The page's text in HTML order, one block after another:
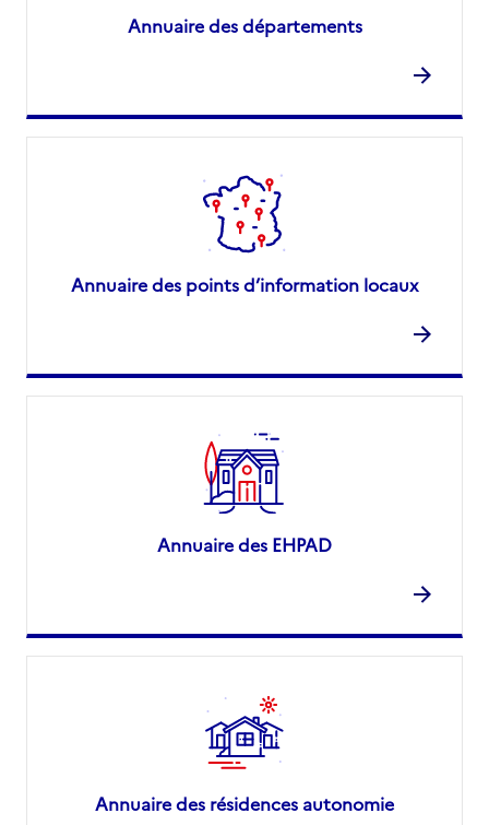
Annuaire des départements
Annuaire des points d’information locaux
Annuaire des EHPAD
Annuaire des résidences autonomie